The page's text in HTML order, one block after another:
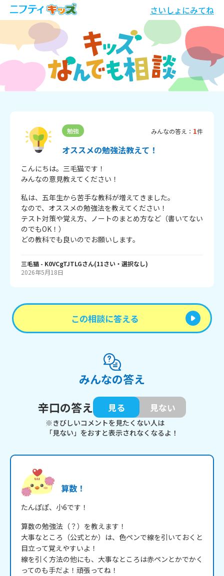
さいしょにみてね
勉強 みんなの答え： 1件
オススメの勉強法教えて！
こんにちは。三毛猫です！
みんなの意見教えてください！
私は、五年生から苦手な教科が増えてきました。
なので、オススメの勉強法を教えてください！
テスト対策や覚え方、ノートのまとめ方など（書いてない
のでもOK！）
どの教科でも良いのでお願いします。
三毛猫 - K0VCgTJTLGさん(11さい・ 選択なし)
2026年5月18日
この相談に答える
みんなの答え
辛口の答え
見る 見ない
※きびしいコメントを見たくない人は
「見ない」をおすと表示されなくなるよ！
算数！
たんぽぽ、小6です！
算数の勉強法（？）を教えます！
大事なところ（公式とか）は、色ペンで線を引いておくと
目立って覚えやすいよ！
線を引く方法の他にも、大事なところは赤ペンとかでかく
ってのも手だよ！頑張ってね！